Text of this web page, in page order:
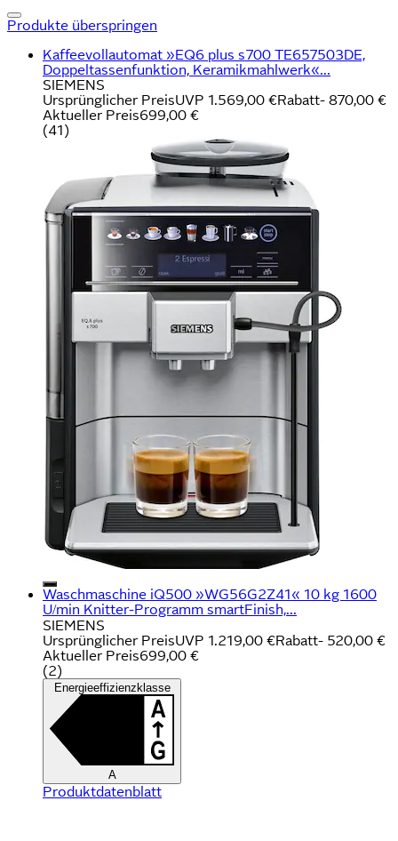
Produkte überspringen
Kaffeevollautomat »EQ6 plus s700 TE657503DE,
Doppeltassenfunktion, Keramikmahlwerk«...
SIEMENS
Ursprünglicher PreisUVP 1.569,00 €Rabatt- 870,00 €
Aktueller Preis699,00 €
(41)
Waschmaschine iQ500 »WG56G2Z41« 10 kg 1600
U/min Knitter-Programm smartFinish,...
SIEMENS
Ursprünglicher PreisUVP 1.219,00 €Rabatt- 520,00 €
Aktueller Preis699,00 €
(2)
Energieeffizienzklasse
A
Produktdatenblatt